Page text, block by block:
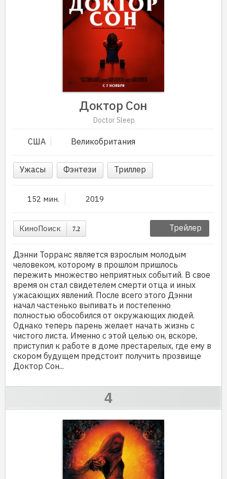
Доктор Сон
Doctor Sleep
США Великобритания
Ужасы Фэнтези Триллер
152 мин. 2019
КиноПоиск 7.2 Трейлер
Дэнни Торранс является взрослым молодым
человеком, которому в прошлом пришлось
пережить множество неприятных событий. В свое
время он стал свидетелем смерти отца и иных
ужасающих явлений. После всего этого Дэнни
начал частенько выпивать и постепенно
полностью обособился от окружающих людей.
Однако теперь парень желает начать жизнь с
чистого листа. Именно с этой целью он, вскоре,
приступил к работе в доме престарелых, где ему в
скором будущем предстоит получить прозвище
Доктор Сон...